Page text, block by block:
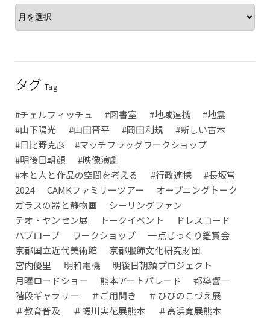
タグTag
#チェルフィッチュ #図書室 #地域連携
#地震
#山下陽光
#山田晋平 #岡田利規
#新しい古本
#日比野克彦 #マッチフラッグワークショップ
#明後日朝顔
#映像演劇
#本と人と作品の空間を考える
#行政連携
#長坂常
2024
CAMKファミリーツアー
オープニングトーク
ガラスの器と静物画
シーリングファン
テオ・ヤンセン展
トークイベント
ドレスコード
パブローブ
ワークショップ
一点じっくり鑑賞会
京都国立近代美術館
京都服飾文化研究財団
宮内優里
明和電機
明後日朝顔プロジェクト
月曜ロードショー
熊本アートパレード
都築響一
階段ギャラリー
＃ご用聞き
＃ひびのこづえ展
＃教育普及
＃蜷川実花展熊本 ＃高浜寛展熊本